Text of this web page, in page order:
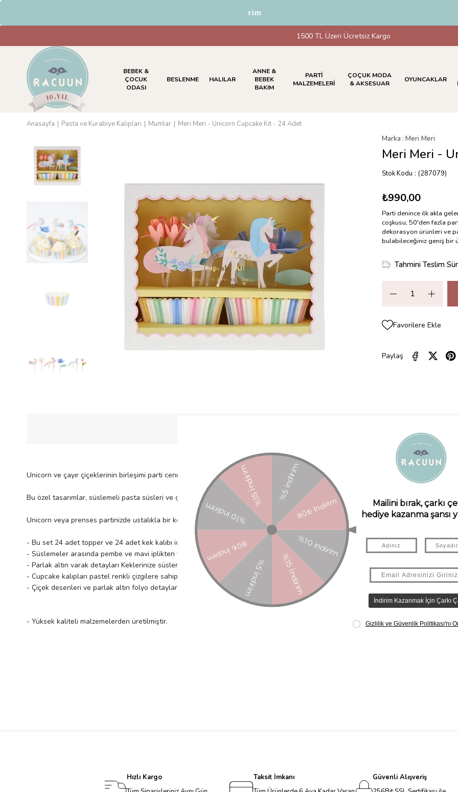
HAVALE & EFT Ödemelerinde %5 İndirim
1500 TL Üzeri Ücretsiz Kargo
BEBEK &
ÇOCUK
ODASI
BESLENME HALILAR
ANNE &
BEBEK
BAKIM
PARTİ
MALZEMELERİ
ÇOÇUK MODA
& AKSESUAR
OYUNCAKLAR
Anasayfa Pasta ve Kurabiye Kalıpları Mumlar Meri Meri - Unicorn Cupcake Kit - 24 Adet
Marka : Meri Meri
Meri Meri -
Stok Kodu (287079)
₺990,00
Parti denince ilk akla
coşkusu; 50'den fazla
dekorasyon ürünleri ve
bulabileceğiniz geniş bir
Tahmini Teslim
Favorilere Ekle
Paylaş
Unicorn ve çayır çiçeklerinin birleşimi parti cennetinde yaratılmış bir eşleşmedir.
Bu özel tasarımlar, süslemeli pasta süsleri ve çizgili kek kapları içeren bu sette güzelce yakalanmıştır.
Unicorn veya prenses partinizde ustalıkla bir kek merkez parçası yaratmak için kullanın.
- Bu set 24 adet topper ve 24 adet kek kalıbı içerir
- Süslemeler arasında pembe ve mavi iplikten yapılmış unicorn kuyrukları ile 6 adet unicorn ve 3 boyutlu kağıt çiçek tasarımı yer
- Parlak altın varak detayları Keklerinize süsleri kolayca yerleştirmek için ahşap kokteyl çubukları
- Cupcake kalıpları pastel renkli çizgilere sahip
- Çiçek desenleri ve parlak altın folyo detaylarıyla güzelce paketlenmiş bir kutuda 6 tasarımda 24 adet süs içerir
- Yüksek kaliteli malzemelerden üretilmiştir.
Hızlı Kargo
Taksit İmkanı
Güvenli Alışveriş